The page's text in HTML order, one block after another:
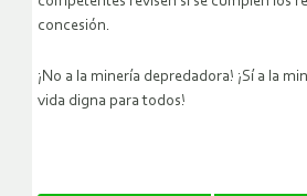
concesión.
¡No a la minería depredadora! ¡Sí a la
vida digna para todos!